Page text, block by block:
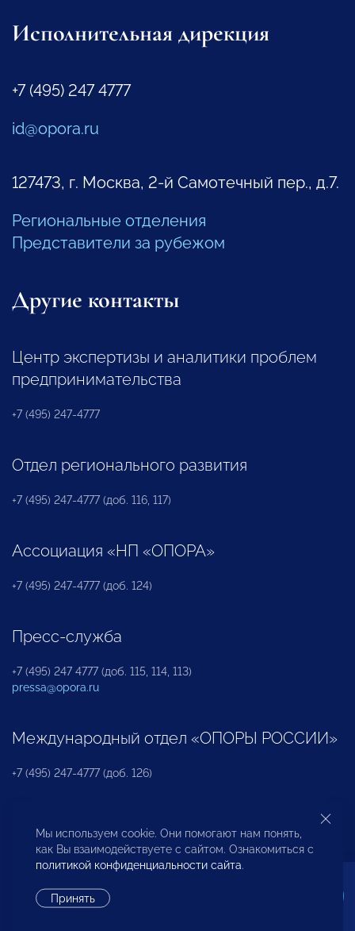
Исполнительная дирекция
+7 (495) 247 4777
id@opora.ru
127473, г. Москва, 2-й Самотечный пер., д.7.
Региональные отделения
Представители за рубежом
Другие контакты
Центр экспертизы и аналитики проблем
предпринимательства
+7 (495) 247-4777
Отдел регионального развития
+7 (495) 247-4777 (доб. 116, 117)
Ассоциация «НП «ОПОРА»
+7 (495) 247-4777 (доб. 124)
Пресс-служба
+7 (495) 247 4777 (доб. 115, 114, 113)
pressa@opora.ru
Международный отдел «ОПОРЫ РОССИИ»
+7 (495) 247-4777 (доб. 126)
Бюро по защите прав предпринимателей и
инвесторов
Мы используем cookie. Они помогают нам понять,
как Вы взаимодействуете с сайтом. Ознакомиться с
политикой конфиденциальности сайта.
Принять